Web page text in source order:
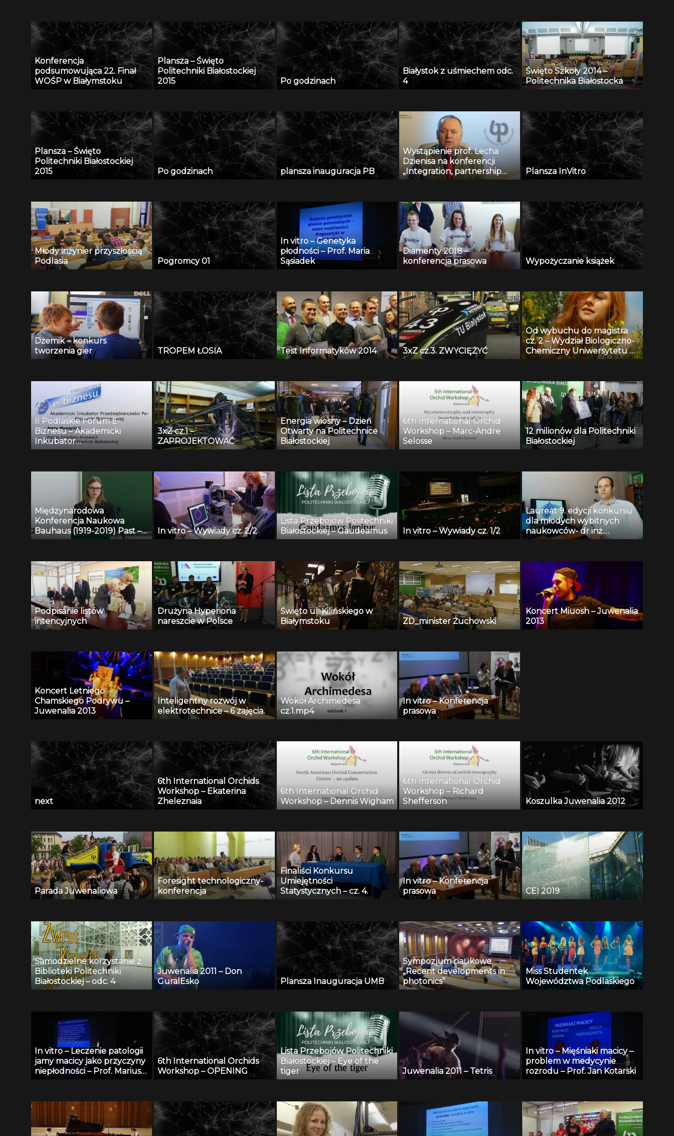
Konferencja
podsumowująca 22. Finał
WOŚP w Białymstoku
Plansza – Święto
Politechniki Białostockiej
2015
Po godzinach
Białystok z uśmiechem odc.
4
Święto Szkoły 2014 –
Politechnika Białostocka
Plansza – Święto
Politechniki Białostockiej
2015
Po godzinach plansza inauguracja PB
Wystąpienie prof. Lecha
Dzienisa na konferencji
„Integration, partnership
and innovations in civil
Plansza InVitro
Młody inżynier przyszłością
Podlasia
Pogromcy 01
In vitro – Genetyka
płodności – Prof. Maria
Sąsiadek
Diamenty 2018 –
konferencja prasowa
Wypożyczanie książek
Dżemik – konkurs
tworzenia gier
TROPEM ŁOSIA Test Informatyków 2014 3xZ cz.3. ZWYCIĘŻYĆ
Od wybuchu do magistra
cz. 2 – Wydział Biologiczno-
Chemiczny Uniwersytetu w
Białymstoku
II Podlaskie Forum E-
Biznesu – Akademicki
Inkubator
Przedsiębiorczości
Jerzy Muszyński
3xZ cz.1 –
ZAPROJEKTOWAĆ
Energia wiosny – Dzień
Otwarty na Politechnice
Białostockiej
6th International Orchid
Workshop – Marc-Andre
Selosse
12 milionów dla Politechniki
Białostockiej
Międzynarodowa
Konferencja Naukowa
Bauhaus (1919-2019) Past –
Present – Future – Liva
In vitro – Wywiady cz. 2/2
Lista Przebojów Politechniki
Białostockiej – Gaudeamus
In vitro – Wywiady cz. 1/2
Laureat 9. edycji konkursu
dla młodych wybitnych
naukowców- dr inż.
Krzysztof Jurczuk
Podpisanie listów
intencyjnych
Drużyna Hyperiona
nareszcie w Polsce
Święto ul. Kilińskiego w
Białymstoku
ZD_minister Żuchowski
Koncert Miuosh – Juwenalia
2013
Koncert Letniego
Chamskiego Podrywu –
Juwenalia 2013
Inteligentny rozwój w
elektrotechnice – 6 zajęcia.
Wokół Archimedesa
cz.1.mp4
In vitro – Konferencja
prasowa
next
6th International Orchids
Workshop – Ekaterina
Zheleznaia
6th International Orchid
Workshop – Dennis Wigham
6th International Orchid
Workshop – Richard
Shefferson
Koszulka Juwenalia 2012
Parada Juwenaliowa
Foresight technologiczny-
konferencja
Finaliści Konkursu
Umiejętności
Statystycznych – cz. 4.
In vitro – Konferencja
prasowa
CEI 2019
Samodzielne korzystanie z
Biblioteki Politechniki
Białostockiej – odc. 4
Juwenalia 2011 – Don
GuralEsko
Plansza Inauguracja UMB
Sympozjum naukowe
„Recent developments in
photonics”
Miss Studentek
Województwa Podlaskiego
In vitro – Leczenie patologii
jamy macicy jako przyczyny
niepłodności – Prof. Mariusz
6th International Orchids
Workshop – OPENING
Lista Przebojów Politechniki
Białostockiej – Eye of the
tiger
Juwenalia 2011 – Tetris
In vitro – Mięśniaki macicy –
problem w medycynie
rozrodu – Prof. Jan Kotarski